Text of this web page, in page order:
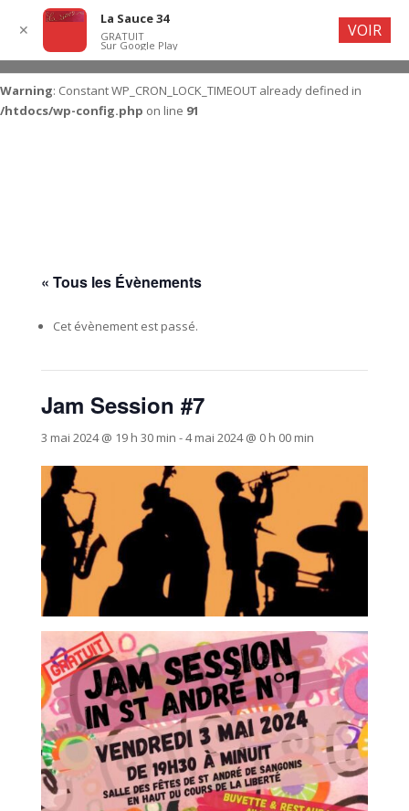
Warning: Constant WP_CRON_LOCK_TIMEOUT already defined in
/htdocs/wp-config.php on line 91
« Tous les Évènements
Cet évènement est passé.
Jam Session #7
3 mai 2024 @ 19 h 30 min -4 mai 2024 @ 0 h 00 min
✕
La Sauce 34
GRATUIT
Sur Google Play
VOIR